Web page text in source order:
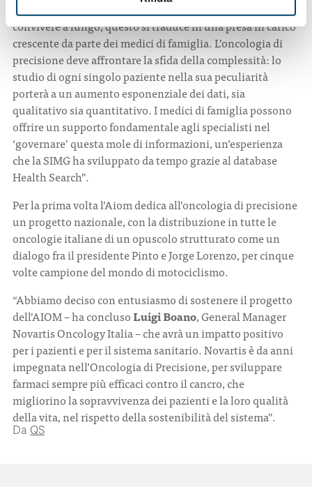
sempre più patologie croniche con cui i pazienti possono
convivere a lungo, questo si traduce in una presa in carico
crescente da parte dei medici di famiglia. L’oncologia di
precisione deve affrontare la sfida della complessità: lo
studio di ogni singolo paziente nella sua peculiarità
porterà a un aumento esponenziale dei dati, sia
qualitativo sia quantitativo. I medici di famiglia possono
offrire un supporto fondamentale agli specialisti nel
‘governare’ questa mole di informazioni, un’esperienza
che la SIMG ha sviluppato da tempo grazie al database
Health Search”.
Per la prima volta l’Aiom dedica all’oncologia di precisione
un progetto nazionale, con la distribuzione in tutte le
oncologie italiane di un opuscolo strutturato come un
dialogo fra il presidente Pinto e Jorge Lorenzo, per cinque
volte campione del mondo di motociclismo.
“Abbiamo deciso con entusiasmo di sostenere il progetto
dell’AIOM – ha conclusoLuigi Boano, General Manager
Novartis Oncology Italia – che avrà un impatto positivo
per i pazienti e per il sistema sanitario. Novartis è da anni
impegnata nell’Oncologia di Precisione, per sviluppare
farmaci sempre più efficaci contro il cancro, che
migliorino la sopravvivenza dei pazienti e la loro qualità
della vita, nel rispetto della sostenibilità del sistema”.
Da QS